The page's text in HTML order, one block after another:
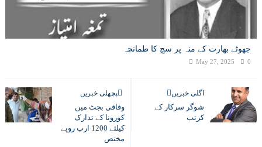
جھوٹے بھارت کے منہ پر سچ کا طمانچہ
May 27, 2025 0
اگلی خبریں
شوگر سرکار کے
کرتب
پچھلی خبریں
وفاقی بجٹ میں
کورونا کے تدارک
کیلئے 1200 ارب روپے
مختص